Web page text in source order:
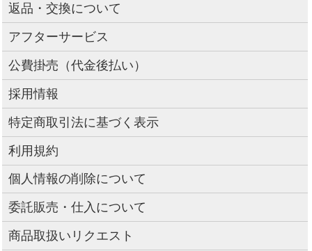
返品・交換について
アフターサービス
公費掛売（代金後払い）
採用情報
特定商取引法に基づく表示
利用規約
個人情報の削除について
委託販売・仕入について
商品取扱いリクエスト